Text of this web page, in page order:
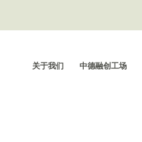
关于我们 中德融创工场